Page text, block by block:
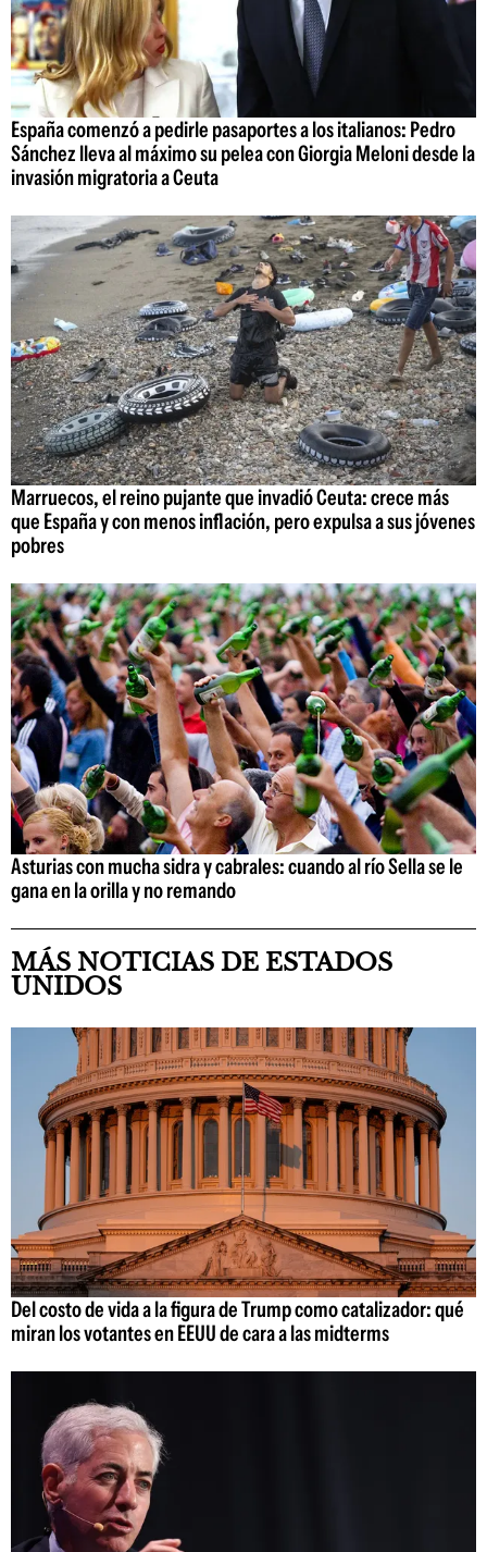
España comenzó a pedirle pasaportes a los italianos: Pedro
Sánchez lleva al máximo su pelea con Giorgia Meloni desde la
invasión migratoria a Ceuta
Marruecos, el reino pujante que invadió Ceuta: crece más
que España y con menos inflación, pero expulsa a sus jóvenes
pobres
Asturias con mucha sidra y cabrales: cuando al río Sella se le
gana en la orilla y no remando
MÁS NOTICIAS DE ESTADOS
UNIDOS
Del costo de vida a la figura de Trump como catalizador: qué
miran los votantes en EEUU de cara a las midterms